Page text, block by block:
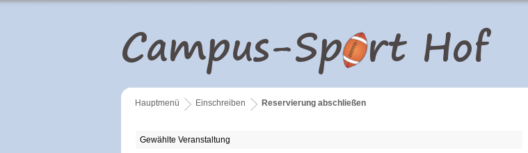
Hauptmenü Einschreiben Reservierung abschließen
Gewählte Veranstaltung